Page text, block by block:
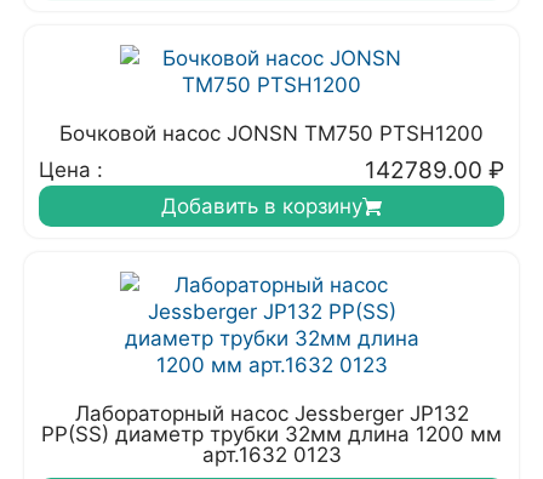
Бочковой насос JONSN TM750 PTSH1200
Цена :
142789.00 ₽
Добавить в корзину
Лабораторный насос Jessberger JP132
PP(SS) диаметр трубки 32мм длина 1200 мм
арт.1632 0123